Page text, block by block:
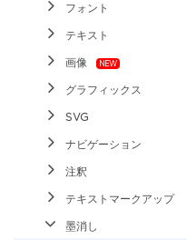
フォント
テキスト
画像
グラフィックス
SVG
ナビゲーション
注釈
テキストマークアップ
墨消し